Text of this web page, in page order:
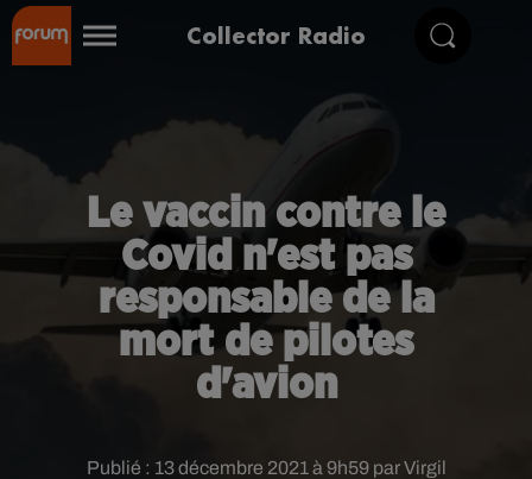
Collector Radio
Le vaccin contre le
Covid n'est pas
responsable de la
mort de pilotes
d'avion
Publié : 13 décembre 2021 à 9h59 par Virgil